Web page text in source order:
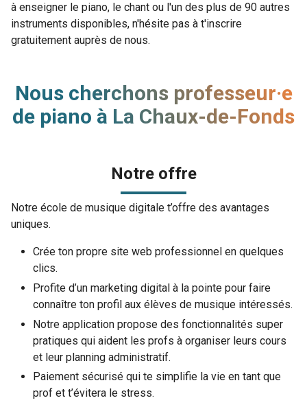
à enseigner le piano, le chant ou l'un des plus de 90 autres
instruments disponibles, n'hésite pas à t'inscrire
gratuitement auprès de nous.
Nous cherchons professeur·e
de piano à La Chaux-de-Fonds
Notre offre
Notre école de musique digitale t’offre des avantages
uniques.
Crée ton propre site web professionnel en quelques
clics.
Profite d’un marketing digital à la pointe pour faire
connaître ton profil aux élèves de musique intéressés.
Notre application propose des fonctionnalités super
pratiques qui aident les profs à organiser leurs cours
et leur planning administratif.
Paiement sécurisé qui te simplifie la vie en tant que
prof et t’évitera le stress.